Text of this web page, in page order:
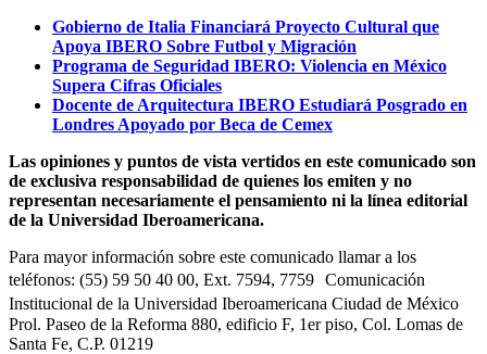
Gobierno de Italia Financiará Proyecto Cultural que
Apoya IBERO Sobre Futbol y Migración
Programa de Seguridad IBERO: Violencia en México
Supera Cifras Oficiales
Docente de Arquitectura IBERO Estudiará Posgrado en
Londres Apoyado por Beca de Cemex
Las opiniones y puntos de vista vertidos en este comunicado son
de exclusiva responsabilidad de quienes los emiten y no
representan necesariamente el pensamiento ni la línea editorial
de la Universidad Iberoamericana.
Para mayor información sobre este comunicado llamar a los
teléfonos: (55) 59 50 40 00, Ext. 7594, 7759 Comunicación
Institucional de la Universidad Iberoamericana Ciudad de México
Prol. Paseo de la Reforma 880, edificio F, 1er piso, Col. Lomas de
Santa Fe, C.P. 01219